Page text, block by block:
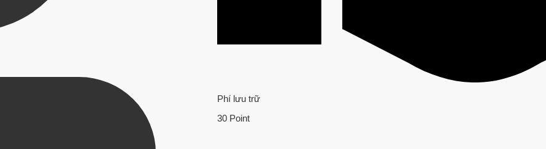
Phí lưu trữ
30 Point